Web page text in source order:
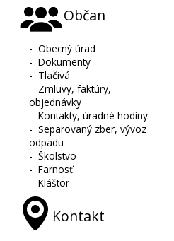
Občan
-Obecný úrad
-Dokumenty
- Tlačivá
- Zmluvy, faktúry,
objednávky
-Kontakty, úradné hodiny
-Separovaný zber, vývoz
odpadu
-Školstvo
-Farnosť
-Kláštor
Kontakt